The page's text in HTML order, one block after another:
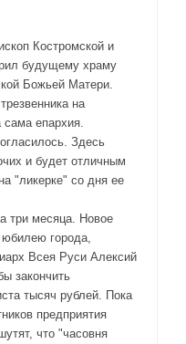
Костромской и
будущему храму
Божьей Матери.
на
епархия.
Здесь
и будет отличным
"ликерке" со дня ее
три месяца. Новое
юбилею города,
Всея Руси Алексий
закончить
тысяч рублей. Пока
предприятия
что "часовня